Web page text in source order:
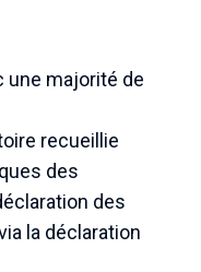
une majorité de
recueillie
des
des
la déclaration